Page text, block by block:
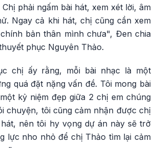
phải ngấm bài hát, xem xét lời, âm
Ngay cả khi hát, chị cũng cần xem
bản thân mình chưa", Đen chia
phục Nguyên Thảo.
chị ấy rằng, mỗi bài nhạc là một
quá đặt nặng vấn đề. Tôi mong bài
kỷ niệm đẹp giữa 2 chị em chúng
chuyện, tôi cũng cảm nhận được chị
nên tôi hy vọng dự án này sẽ trở
lực nho nhỏ để chị Thảo tìm lại cảm